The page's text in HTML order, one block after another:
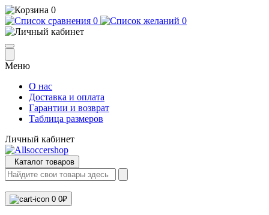
0
0
0
Меню
О нас
Доставка и оплата
Гарантии и возврат
Таблица размеров
Личный кабинет
Каталог товаров
0 0₽